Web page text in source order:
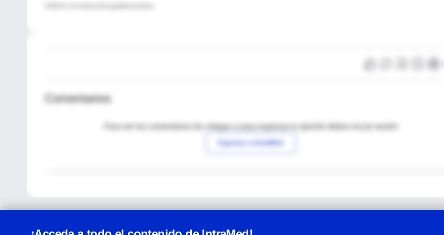
Comentarios
Para ver los comentarios de colegas o para expresar tu opinión debes iniciar sesión
Ingresar a IntraMed